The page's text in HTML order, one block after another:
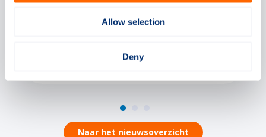
Allow selection
Deny
Docenten ontdekken de maritieme
Naar het nieuwsoverzicht